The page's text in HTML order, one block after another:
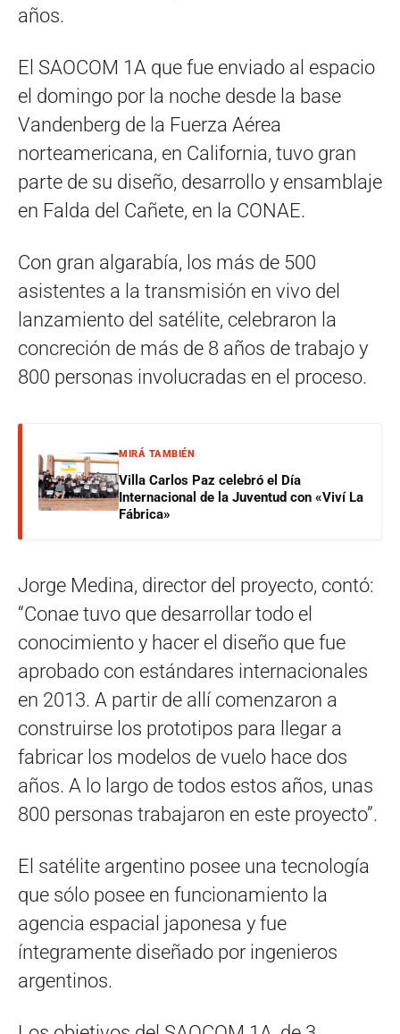
años.
El SAOCOM 1A que fue enviado al espacio
el domingo por la noche desde la base
Vandenberg de la Fuerza Aérea
norteamericana, en California, tuvo gran
parte de su diseño, desarrollo y ensamblaje
en Falda del Cañete, en la CONAE.
Con gran algarabía, los más de 500
asistentes a la transmisión en vivo del
lanzamiento del satélite, celebraron la
concreción de más de 8 años de trabajo y
800 personas involucradas en el proceso.
MIRÁ TAMBIÉN
Villa Carlos Paz celebró el Día
Internacional de la Juventud con «Viví La
Fábrica»
Jorge Medina, director del proyecto, contó:
“Conae tuvo que desarrollar todo el
conocimiento y hacer el diseño que fue
aprobado con estándares internacionales
en 2013. A partir de allí comenzaron a
construirse los prototipos para llegar a
fabricar los modelos de vuelo hace dos
años. A lo largo de todos estos años, unas
800 personas trabajaron en este proyecto”.
El satélite argentino posee una tecnología
que sólo posee en funcionamiento la
agencia espacial japonesa y fue
íntegramente diseñado por ingenieros
argentinos.